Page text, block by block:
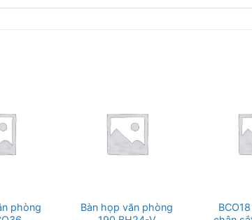
phòng
Bàn họp văn phòng